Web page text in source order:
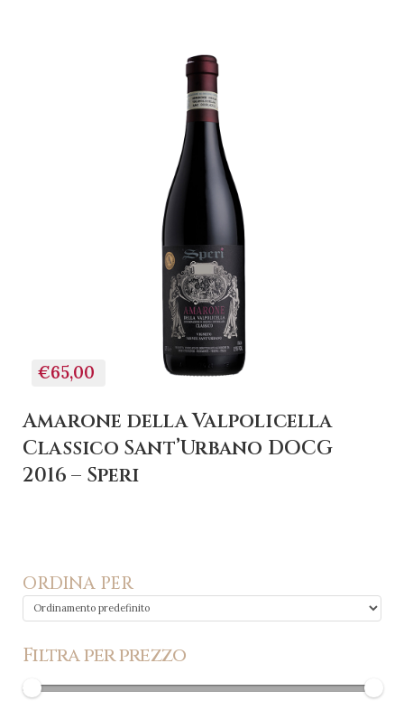
€65,00
Amarone della Valpolicella
Classico Sant’Urbano DOCG
2016 – Speri
ORDINA PER
Filtra per prezzo